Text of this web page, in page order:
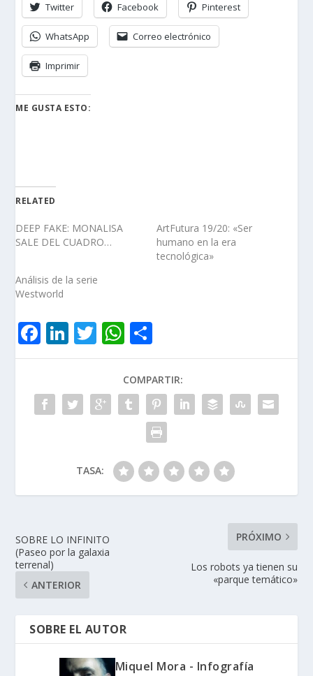
Twitter Facebook Pinterest
WhatsApp Correo electrónico
Imprimir
ME GUSTA ESTO:
RELATED
DEEP FAKE: MONALISA
SALE DEL CUADRO…
ArtFutura 19/20: «Ser
humano en la era
tecnológica»
Análisis de la serie
Westworld
F
ac
b
o
Li
n
e
dI
T
w
er
W
h
at
s
A
p
o
m
p
ar
ti
r
COMPARTIR:
TASA:
SOBRE LO INFINITO
(Paseo por la galaxia
terrenal)
ANTERIOR
PRÓXIMO
Los robots ya tienen su
«parque temático»
SOBRE EL AUTOR
Miquel Mora - Infografía